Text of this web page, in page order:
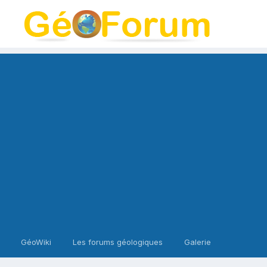
GéoWiki Les forums géologiques Galerie